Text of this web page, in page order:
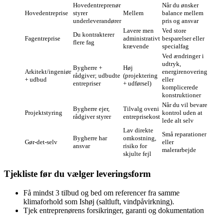
Hovedentreprise
Hovedentreprenør
styrer
underleverandører
Mellem
Når du ønsker
balance mellem
pris og ansvar
Fagentreprise
Du kontrakterer
flere fag
Lavere men
administrativt
krævende
Ved store
besparelser eller
specialfag
Arkitekt/ingeniør
+ udbud
Bygherre +
rådgiver; udbudte
entrepriser
Høj
(projektering
+ udførsel)
Ved ændringer i
udtryk,
energirenovering
eller
komplicerede
konstruktioner
Projektstyring
Bygherre ejer,
rådgiver styrer
Tilvalg oveni
entreprisekost
Når du vil bevare
kontrol uden at
lede alt selv
Gør‑det‑selv
Bygherre har
ansvar
Lav direkte
omkostning,
risiko for
skjulte fejl
Små reparationer
eller
malerarbejde
Tjekliste før du vælger leveringsform
Få mindst 3 tilbud og bed om referencer fra samme
klimaforhold som Ishøj (saltluft, vindpåvirkning).
Tjek entreprenørens forsikringer, garanti og dokumentation